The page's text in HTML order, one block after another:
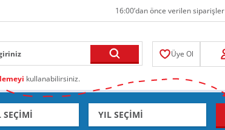
16:00’dan önce verilen siparişler
kullanabilirsiniz.
Üye Ol